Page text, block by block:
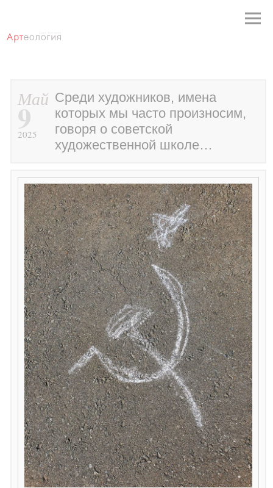
Май
9
2025
Среди художников, имена
которых мы часто произносим,
говоря о советской
художественной школе…